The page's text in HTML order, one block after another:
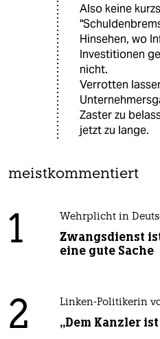
Also keine
Hinsehen, wo
Investitionen
nicht.
Verrotten
Zaster zu
jetzt zu lange.
meistkommentiert
1 Wehrplicht in
Zwangsdienst
eine gute Sache
2 Linken-Politikerin
„Dem Kanzler